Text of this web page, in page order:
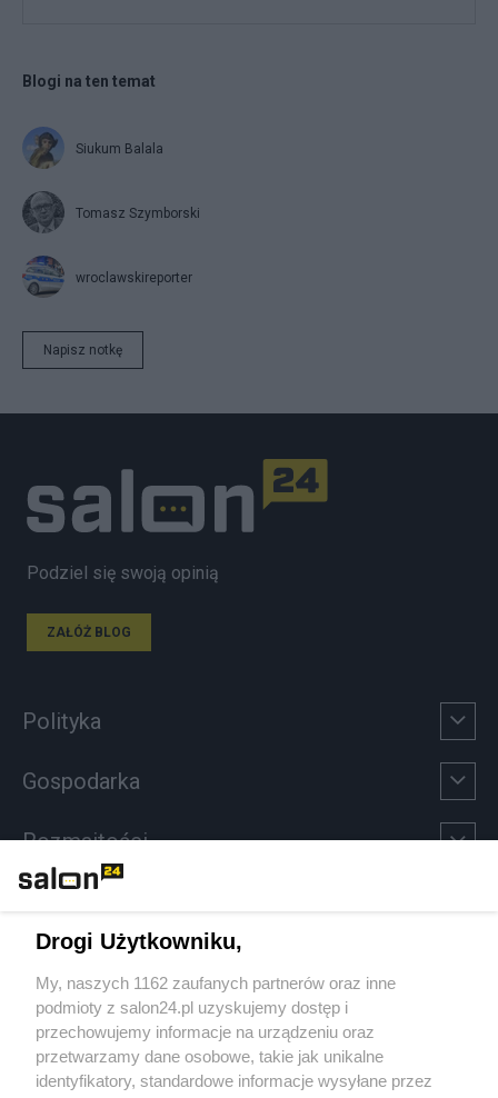
Blogi na ten temat
Siukum Balala
Tomasz Szymborski
wroclawskireporter
Napisz notkę
Podziel się swoją opinią
ZAŁÓŻ BLOG
Polityka
Gospodarka
Rozmaitości
Sport
Społeczeństwo
Kultura
Drogi Użytkowniku,
My, naszych 1162 zaufanych partnerów oraz inne
podmioty z salon24.pl uzyskujemy dostęp i
przechowujemy informacje na urządzeniu oraz
przetwarzamy dane osobowe, takie jak unikalne
identyfikatory, standardowe informacje wysyłane przez